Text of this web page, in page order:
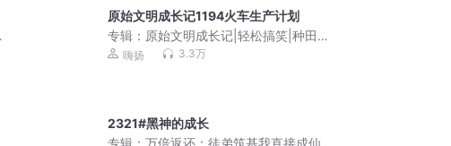
原始文明成长记1194火车生产计划
专辑： 原始文明成长记|轻松搞笑|种田争
霸有声剧
嗨扬 3.3万
2321#黑神的成长